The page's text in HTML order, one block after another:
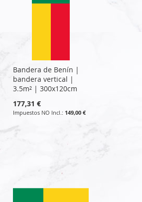
Bandera de Benín |
bandera vertical |
3.5m² | 300x120cm
177,31 €
149,00 €